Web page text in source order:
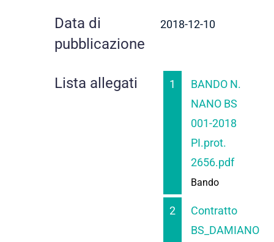
Data di
pubblicazione
2018-12-10
Lista allegati 1
BANDO N.
NANO BS
001-2018
PI.prot.
2656.pdf
Bando
2
Contratto
BS_DAMIANO